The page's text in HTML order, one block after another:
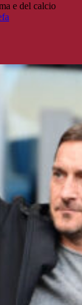
e del calcio